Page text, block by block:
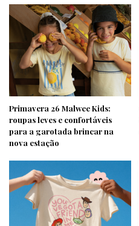
Primavera 26 Malwee Kids:
roupas leves e confortáveis
para a garotada brincar na
nova estação